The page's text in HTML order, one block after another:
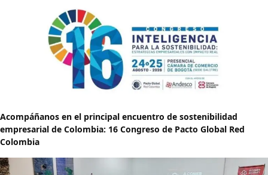
Acompáñanos en el principal encuentro de sostenibilidad
empresarial de Colombia: 16 Congreso de Pacto Global Red
Colombia